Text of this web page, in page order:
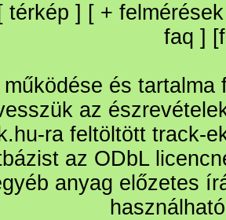
térkép ] [ + felmérések
faq ] [
és
az
ra feltöltött track-
az ODbL
anyag előzetes